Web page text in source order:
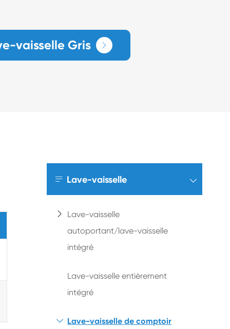
vaisselle Gris 
 Lave-vaisselle 
Lave-vaisselle
autoportant/lave-vaisselle
intégré

Lave-vaisselle entièrement
intégré
Lave-vaisselle de comptoir
